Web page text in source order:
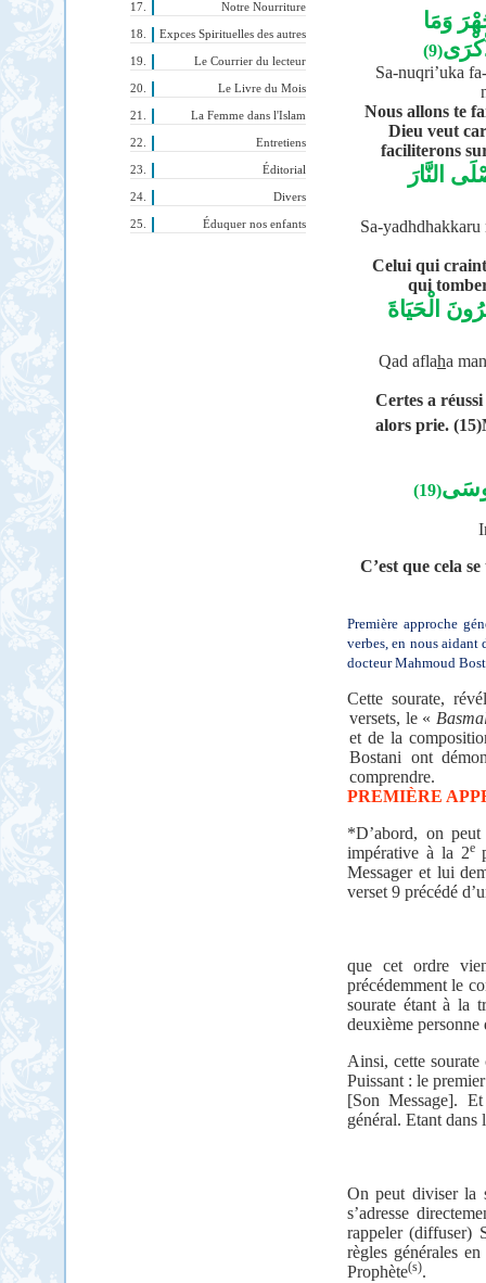
Notre Nourriture
Expces Spirituelles des autres
Le Courrier du lecteur
Le Livre du Mois
La Femme dans l'Islam
Entretiens
Éditorial
Divers
Éduquer nos enfants
وَمَا
(9)
Sa-nuqri’uka
Nous allons te
Dieu veut
faciliterons
النَّارَ
Sa-
Celui qui
qui
الْحَيَاةَ
Qad aflaha
Certes a
alors prie. (15)
(19)
C’est que cela
Première approche
verbes, en nous aidant
docteur Mahmoud
Cette sourate,
versets, le «
et de la
Bostani ont
comprendre.
PREMIÈRE
*D’abord, on
impérative à la 2e
Messager et lui
verset 9 précédé
que cet ordre
précédemment le
sourate étant à la
deuxième
Ainsi, cette sourate
Puissant : le
[Son Message].
général. Etant dans
On peut diviser la
s’adresse
rappeler (diffuser)
règles générales
Prophète(s).